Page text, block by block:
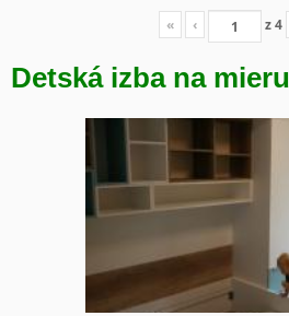
« ‹ z4
Detská izba na mieru